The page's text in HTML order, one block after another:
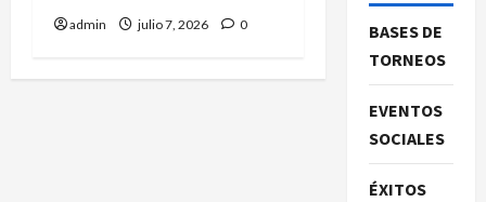
admin julio 7, 2026 0
BASES DE
TORNEOS
EVENTOS
SOCIALES
ÉXITOS